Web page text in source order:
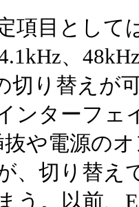
項目として
、
切り替えが
ンターフェ
抜や電源の
、切り替え
う。以前、